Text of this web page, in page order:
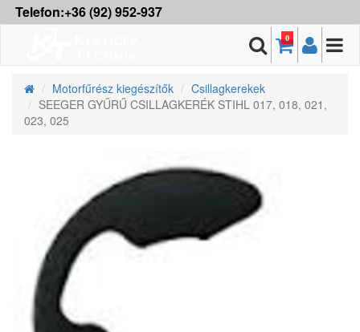
Telefon:+36 (92) 952-937
0
Motorfűrész kiegészítők
Csillagkerekek
SEEGER GYŰRŰ CSILLAGKERÉK STIHL 017, 018, 021,
023, 025